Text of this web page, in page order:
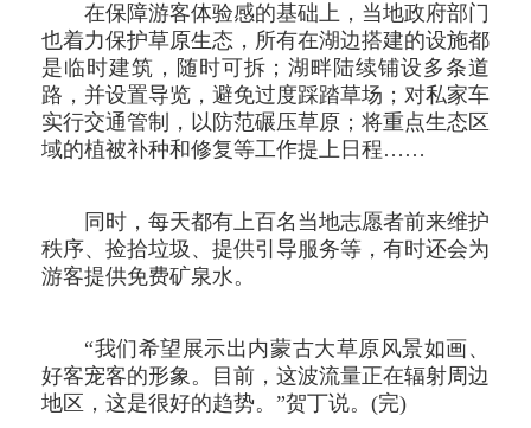
在保障游客体验感的基础上，当地政府部门
也着力保护草原生态，所有在湖边搭建的设施都
是临时建筑，随时可拆；湖畔陆续铺设多条道
路，并设置导览，避免过度踩踏草场；对私家车
实行交通管制，以防范碾压草原；将重点生态区
域的植被补种和修复等工作提上日程……
同时，每天都有上百名当地志愿者前来维护
秩序、捡拾垃圾、提供引导服务等，有时还会为
游客提供免费矿泉水。
“我们希望展示出内蒙古大草原风景如画、
好客宠客的形象。目前，这波流量正在辐射周边
地区，这是很好的趋势。”贺丁说。(完)